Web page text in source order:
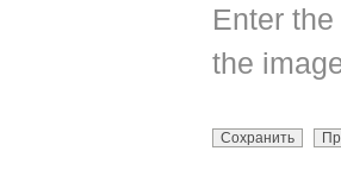
Enter
the